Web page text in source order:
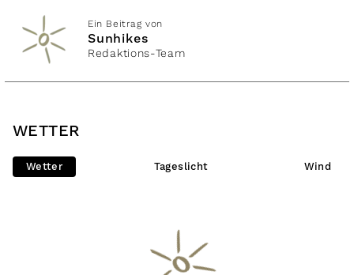
Ein Beitrag von
Sunhikes
Redaktions-Team
WETTER
Wetter Tageslicht Wind